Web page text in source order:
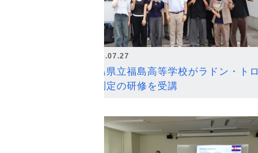
2026.07.27
福島県立福島高等学校がラドン・トロ
ン測定の研修を受講